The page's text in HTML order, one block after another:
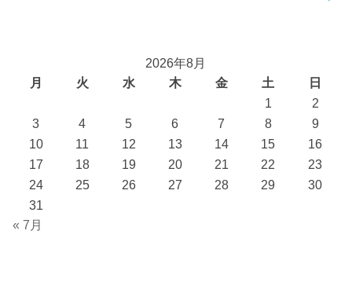
2026年8月
月
火 水 木 金 土
日
1
2
3
4 5 6 7 8
9
10
11 12 13 14 15
16
17
18 19 20 21 22
23
24
25 26 27 28 29
30
31
« 7月